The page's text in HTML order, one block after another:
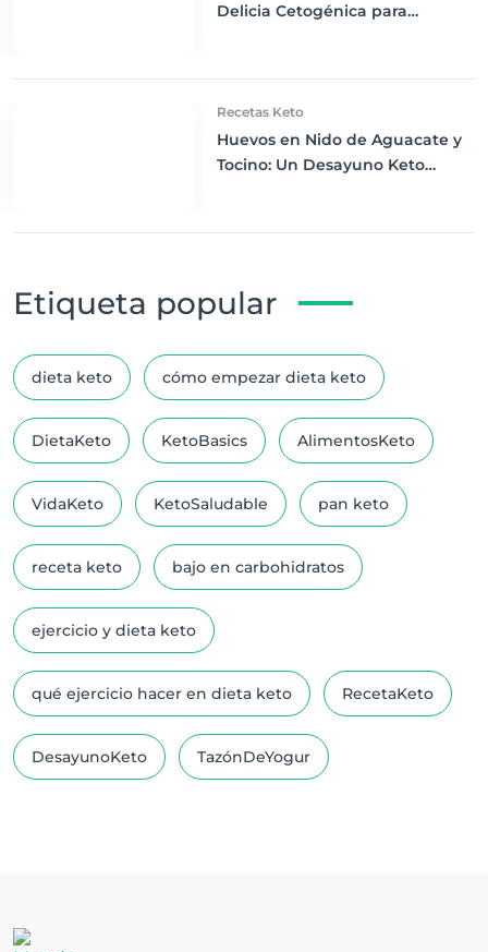
Delicia Cetogénica para
Recetas Keto
Huevos en Nido de Aguacate y
Tocino: Un Desayuno Keto
Etiqueta popular
dieta keto cómo empezar dieta keto
DietaKeto KetoBasics AlimentosKeto
VidaKeto KetoSaludable pan keto
receta keto bajo en carbohidratos
ejercicio y dieta keto
qué ejercicio hacer en dieta keto RecetaKeto
DesayunoKeto TazónDeYogur